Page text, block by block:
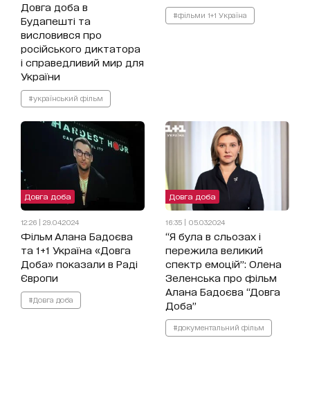
Довга доба в
Будапешті та
висловився про
російського диктатора
і справедливий мир для
України
#український фільм
#фільми 1+1 Україна
Довга доба
12:26 | 29.04.2024
Фільм Алана Бадоєва
та 1+1 Україна «Довга
Доба» показали в Раді
Європи
#Довга доба
Довга доба
16:35 | 05.03.2024
“Я була в сльозах і
пережила великий
спектр емоцій”: Олена
Зеленська про фільм
Алана Бадоєва “Довга
Доба”
#документальний фільм